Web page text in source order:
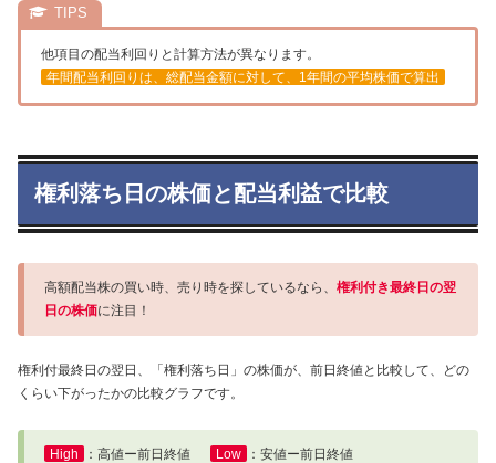
他項目の配当利回りと計算方法が異なります。
年間配当利回りは、総配当金額に対して、1年間の平均株価で算出
権利落ち日の株価と配当利益で比較
高額配当株の買い時、売り時を探しているなら、 権利付き最終日の翌
日の株価に注目！
権利付最終日の翌日、「権利落ち日」の株価が、前日終値と比較して、どの
くらい下がったかの比較グラフです。
High ：高値ー前日終値 Low
：安値ー前日終値